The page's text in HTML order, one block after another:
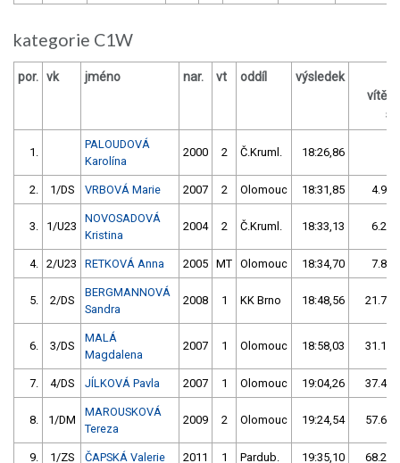
kategorie C1W
por. vk jméno nar. vt oddíl výsledek
s
1.
PALOUDOVÁ
Karolína
2000 2 Č.Kruml. 18:26,86
2. 1/DS VRBOVÁ Marie 2007 2 Olomouc 18:31,85 4.99/
3. 1/U23
NOVOSADOVÁ
Kristina
2004 2 Č.Kruml. 18:33,13 6.27/
4. 2/U23 RETKOVÁ Anna 2005 MT Olomouc 18:34,70 7.84/
5. 2/DS
BERGMANNOVÁ
Sandra
2008 1 KK Brno 18:48,56 21.71/
6. 3/DS
MALÁ
Magdalena
2007 1 Olomouc 18:58,03 31.17/
7. 4/DS JÍLKOVÁ Pavla 2007 1 Olomouc 19:04,26 37.40/
8. 1/DM
MAROUSKOVÁ
Tereza
2009 2 Olomouc 19:24,54 57.68/
9. 1/ZS ČAPSKÁ Valerie 2011 1 Pardub. 19:35,10 68.24/